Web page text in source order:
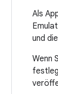
Als
und
Wenn